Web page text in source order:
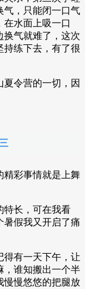
气，只能闭一口气
在水面上吸一口
换气就难了，这次
持练下去，有了很
令营的一切，因
彩事情就是上舞
长，可在我看
暑假我又开启了痛
有一天下午，让
，谁知搬出一个半
慢慢悠悠的把腿放